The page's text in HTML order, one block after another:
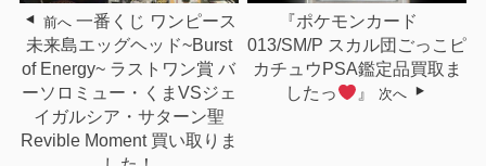
前へ 一番くじ ワンピース
未来島エッグヘッド~Burst
of Energy~ ラストワン賞 バ
ーソロミュー・くまVSジェ
イガルシア・サターン聖
Revible Moment 買い取りま
『ポケモンカード
013/SM/P スカル団ごっこピ
カチュウPSA鑑定品買取ま
したっ
』 次へ